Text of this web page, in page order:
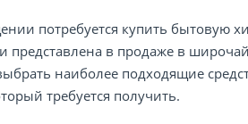
потребуется купить бытовую
представлена в продаже в
наиболее подходящие
требуется получить.